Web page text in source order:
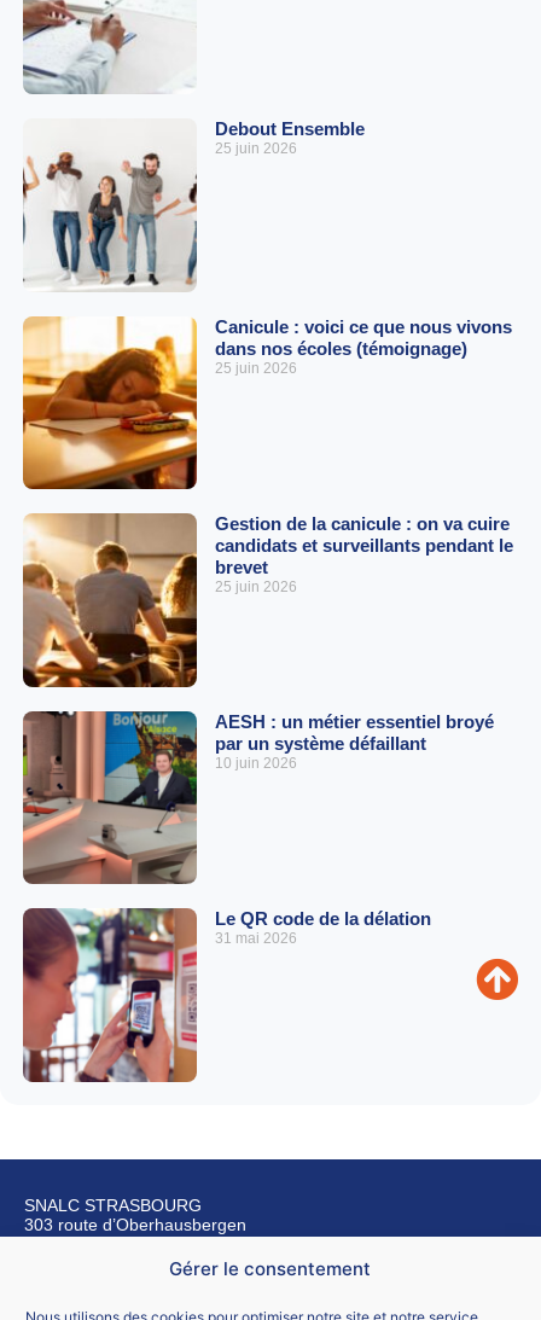
Gérer le consentement
Debout Ensemble
25 juin 2026
Canicule : voici ce que nous vivons
dans nos écoles (témoignage)
25 juin 2026
Gestion de la canicule : on va cuire
candidats et surveillants pendant le
brevet
25 juin 2026
AESH : un métier essentiel broyé
par un système défaillant
10 juin 2026
Le QR code de la délation
31 mai 2026
SNALC STRASBOURG
303 route d’Oberhausbergen
67200 Strasbourg